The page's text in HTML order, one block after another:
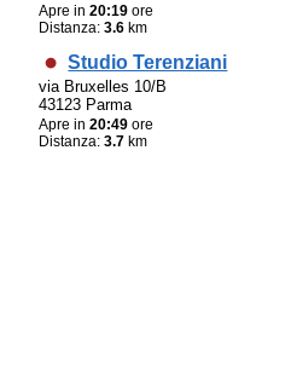
Apre in20:19 ore
Distanza:3.6 km
Studio Terenziani
via Bruxelles 10/B
43123 Parma
Apre in20:49 ore
Distanza:3.7 km